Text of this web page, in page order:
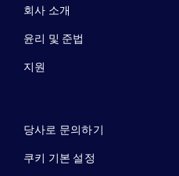
회사 소개
윤리 및 준법
지원
당사로 문의하기
쿠키 기본 설정